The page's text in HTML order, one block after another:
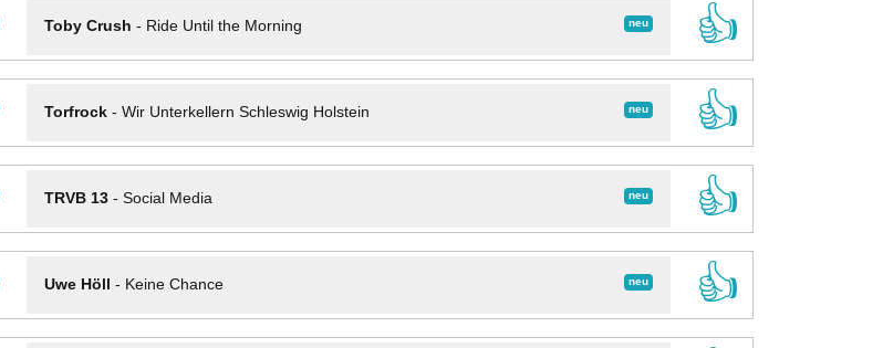
neu
Toby Crush - Ride Until the Morning
👍
neu
Torfrock- Wir Unterkellern Schleswig Holstein
👍
neu
TRVB 13- Social Media
👍
neu
Uwe Höll - Keine Chance
👍